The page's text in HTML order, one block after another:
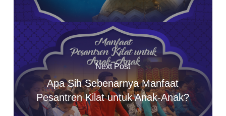
Next Post
Apa Sih Sebenarnya Manfaat
Pesantren Kilat untuk Anak-Anak?